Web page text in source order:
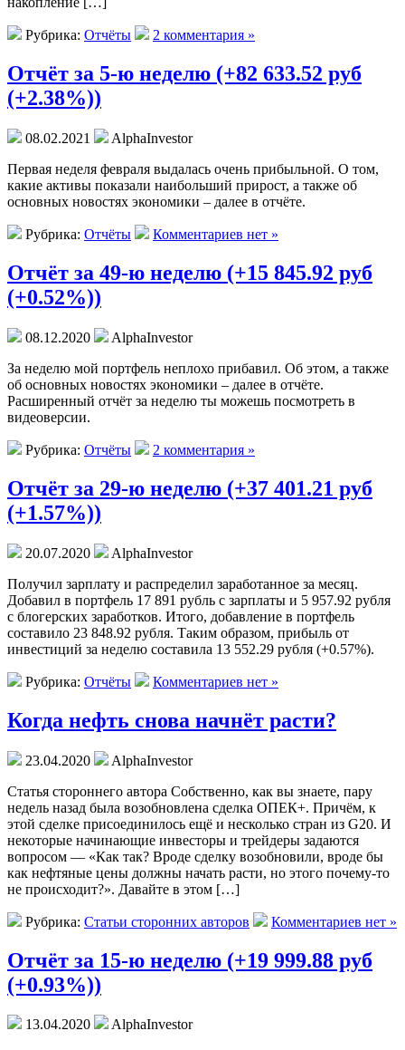
Рубрика: Отчёты 2 комментария »
Отчёт за 5-ю неделю (+82 633.52 руб
(+2.38%))
08.02.2021
AlphaInvestor
Первая неделя февраля выдалась очень прибыльной. О том,
какие активы показали наибольший прирост, а также об
основных новостях экономики – далее в отчёте.
Рубрика: Отчёты Комментариев нет »
Отчёт за 49-ю неделю (+15 845.92 руб
(+0.52%))
08.12.2020
AlphaInvestor
За неделю мой портфель неплохо прибавил. Об этом, а также
об основных новостях экономики – далее в отчёте.
Расширенный отчёт за неделю ты можешь посмотреть в
видеоверсии.
Рубрика: Отчёты 2 комментария »
Отчёт за 29-ю неделю (+37 401.21 руб
(+1.57%))
20.07.2020
AlphaInvestor
Получил зарплату и распределил заработанное за месяц.
Добавил в портфель 17 891 рубль с зарплаты и 5 957.92 рубля
с блогерских заработков. Итого, добавление в портфель
составило 23 848.92 рубля. Таким образом, прибыль от
инвестиций за неделю составила 13 552.29 рубля (+0.57%).
Рубрика: Отчёты Комментариев нет »
Когда нефть снова начнёт расти?
23.04.2020
AlphaInvestor
Статья стороннего автора Собственно, как вы знаете, пару
недель назад была возобновлена сделка ОПЕК+. Причём, к
этой сделке присоединилось ещё и несколько стран из G20. И
некоторые начинающие инвесторы и трейдеры задаются
вопросом — «Как так? Вроде сделку возобновили, вроде бы
как нефтяные цены должны начать расти, но этого почему-то
не происходит?». Давайте в этом […]
Рубрика: Статьи сторонних авторов Комментариев нет »
Отчёт за 15-ю неделю (+19 999.88 руб
(+0.93%))
13.04.2020
AlphaInvestor